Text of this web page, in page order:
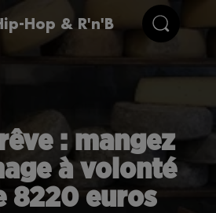
Hop & R'n'B
: mangez
à volonté
8220 euros